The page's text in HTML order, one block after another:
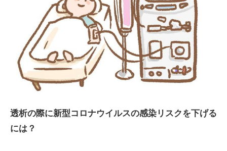
透析の際に新型コロナウイルスの感染リスクを下げる
には？